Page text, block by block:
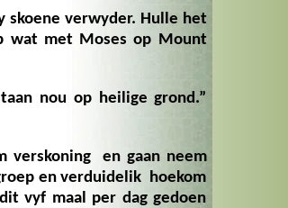
skoene verwyder. Hulle het
wat met Moses op Mount
nou op heilige grond.”
verskoning en gaan neem
en verduidelik hoekom
vyf maal per dag gedoen